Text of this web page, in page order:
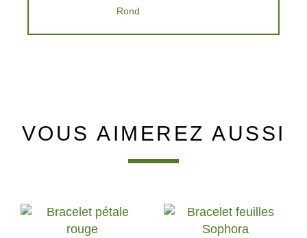
Rond
VOUS AIMEREZ AUSSI